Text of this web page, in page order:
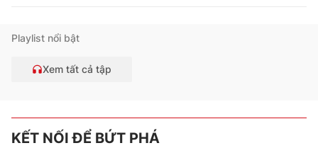
Playlist nổi bật
Xem tất cả tập
KẾT NỐI ĐỂ BỨT PHÁ